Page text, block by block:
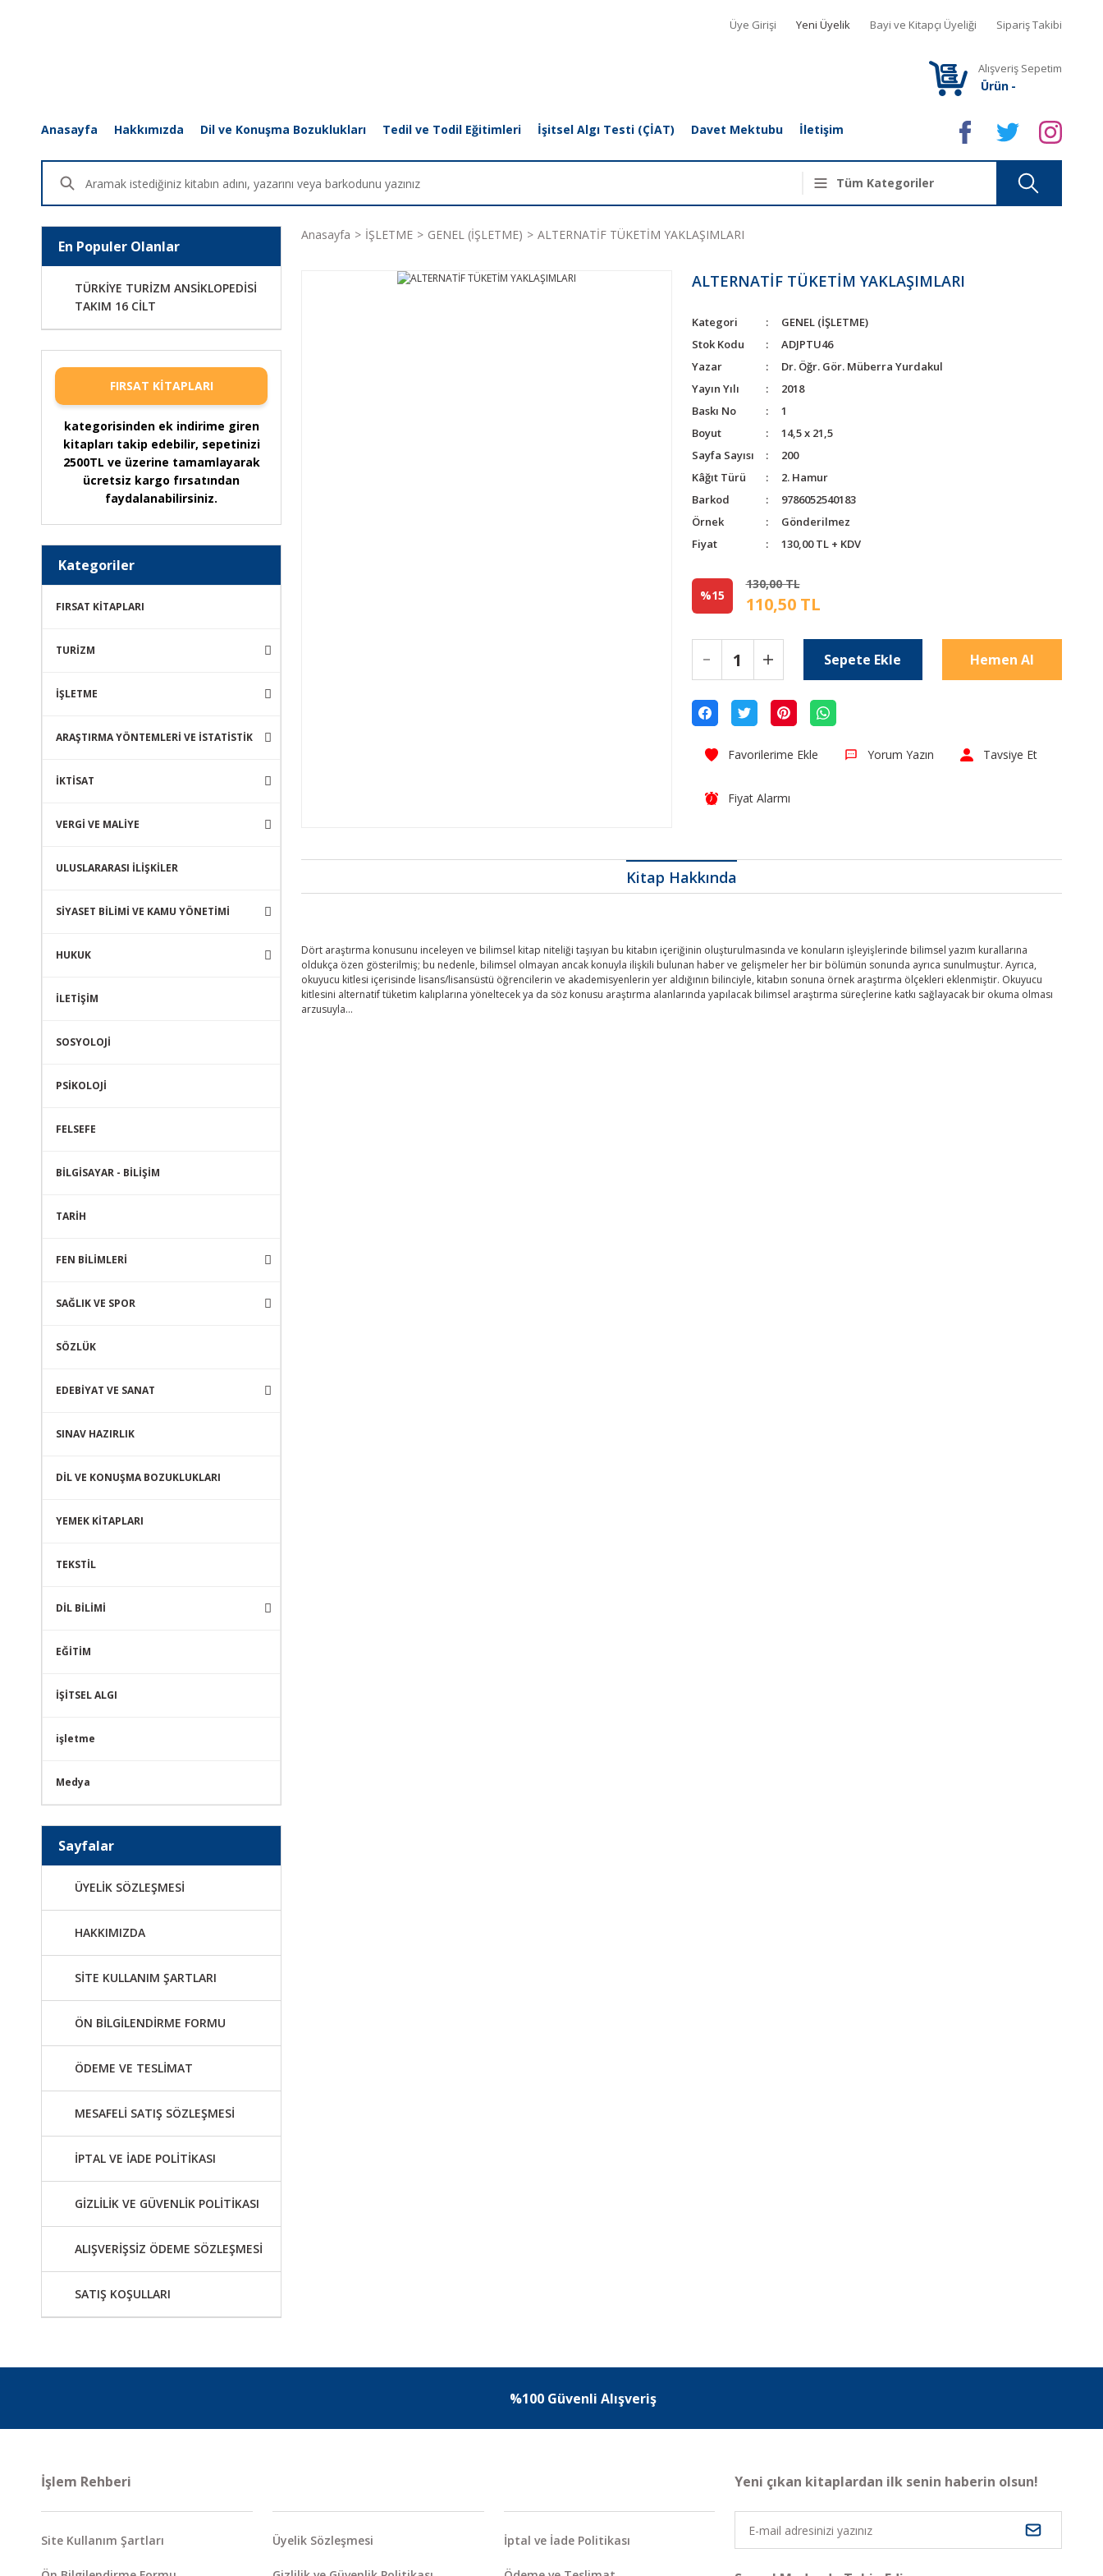
Üye Girişi Yeni Üyelik Bayi ve Kitapçı Üyeliği Sipariş Takibi
Alışveriş Sepetim
Ürün -
Anasayfa Hakkımızda Dil ve Konuşma Bozuklukları Tedil ve Todil Eğitimleri İşitsel Algı Testi (ÇİAT) Davet Mektubu İletişim
En Populer Olanlar
TÜRKİYE TURİZM ANSİKLOPEDİSİ
TAKIM 16 CİLT
FIRSAT KİTAPLARI
kategorisinden ek indirime giren
kitapları takip edebilir, sepetinizi
2500TL ve üzerine tamamlayarak
ücretsiz kargo fırsatından
faydalanabilirsiniz.
Kategoriler
FIRSAT KİTAPLARI
TURİZM
İŞLETME
ARAŞTIRMA YÖNTEMLERİ VE İSTATİSTİK
İKTİSAT
VERGİ VE MALİYE
ULUSLARARASI İLİŞKİLER
SİYASET BİLİMİ VE KAMU YÖNETİMİ
HUKUK
İLETİŞİM
SOSYOLOJİ
PSİKOLOJİ
FELSEFE
BİLGİSAYAR - BİLİŞİM
TARİH
FEN BİLİMLERİ
SAĞLIK VE SPOR
SÖZLÜK
EDEBİYAT VE SANAT
SINAV HAZIRLIK
DİL VE KONUŞMA BOZUKLUKLARI
YEMEK KİTAPLARI
TEKSTİL
DİL BİLİMİ
EĞİTİM
İŞİTSEL ALGI
işletme
Medya
Sayfalar
ÜYELİK SÖZLEŞMESİ
HAKKIMIZDA
SİTE KULLANIM ŞARTLARI
ÖN BİLGİLENDİRME FORMU
ÖDEME VE TESLİMAT
MESAFELİ SATIŞ SÖZLEŞMESİ
İPTAL VE İADE POLİTİKASI
GİZLİLİK VE GÜVENLİK POLİTİKASI
ALIŞVERİŞSİZ ÖDEME SÖZLEŞMESİ
SATIŞ KOŞULLARI
Anasayfa İŞLETME GENEL (İŞLETME) ALTERNATİF TÜKETİM YAKLAŞIMLARI
ALTERNATİF TÜKETİM YAKLAŞIMLARI
Kategori
GENEL (İŞLETME)
Stok Kodu
ADJPTU46
Yazar
Dr. Öğr. Gör. Müberra Yurdakul
Yayın Yılı
2018
Baskı No
1
Boyut
14,5 x 21,5
Sayfa Sayısı
200
Kâğıt Türü
2. Hamur
Barkod
9786052540183
Örnek
Gönderilmez
Fiyat
130,00 TL + KDV
%15
130,00 TL
110,50 TL
Sepete Ekle Hemen Al
Yorum Yazın Tavsiye Et
Fiyat Alarmı
Kitap Hakkında
Dört araştırma konusunu inceleyen ve bilimsel kitap niteliği taşıyan bu kitabın içeriğinin oluşturulmasında ve konuların işleyişlerinde bilimsel yazım kurallarına
oldukça özen gösterilmiş; bu nedenle, bilimsel olmayan ancak konuyla ilişkili bulunan haber ve gelişmeler her bir bölümün sonunda ayrıca sunulmuştur. Ayrıca,
okuyucu kitlesi içerisinde lisans/lisansüstü öğrencilerin ve akademisyenlerin yer aldığının bilinciyle, kitabın sonuna örnek araştırma ölçekleri eklenmiştir. Okuyucu
kitlesini alternatif tüketim kalıplarına yöneltecek ya da söz konusu araştırma alanlarında yapılacak bilimsel araştırma süreçlerine katkı sağlayacak bir okuma olması
arzusuyla…
%100 Güvenli Alışveriş
İşlem Rehberi
Site Kullanım Şartları Üyelik Sözleşmesi İptal ve İade Politikası
Yeni çıkan kitaplardan ilk senin haberin olsun!